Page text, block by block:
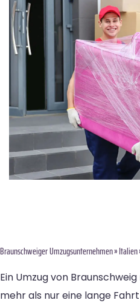
Braunschweiger Umzugsunternehmen»Italien
Ein Umzug von
mehr als nur eine lange